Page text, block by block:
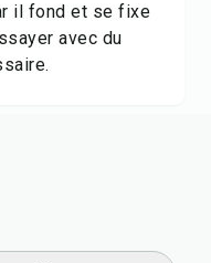
il fond et se fixe
avec du